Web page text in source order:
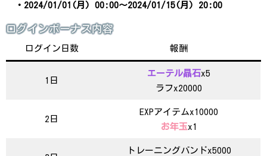
・2024/01/01(月) 00:00～2024/01/15(月) 20:00
ログインボーナス内容
ログイン日数 報酬
1日
エーテル晶石x5
ラフx20000
2日
EXPアイテムx10000
お年玉x1
トレーニングバンドx5000